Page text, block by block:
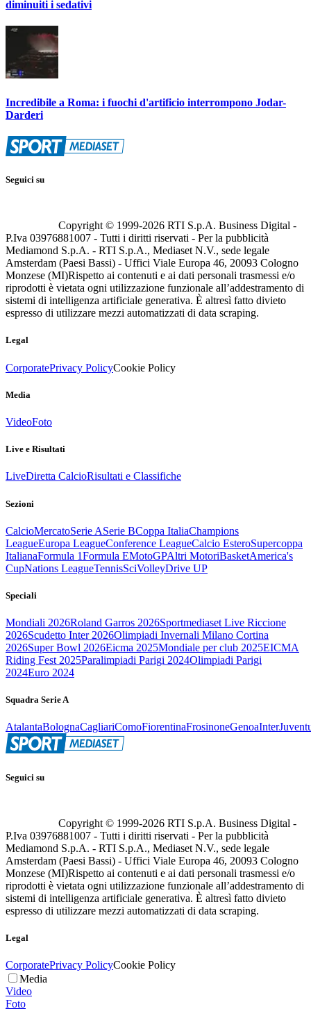
diminuiti i sedativi
Incredibile a Roma: i fuochi d'artificio interrompono Jodar-
Darderi
Seguici su
Copyright © 1999-2026 RTI S.p.A. Business Digital -
P.Iva 03976881007 - Tutti i diritti riservati - Per la pubblicità
Mediamond S.p.A. - RTI S.p.A., Mediaset N.V., sede legale
Amsterdam (Paesi Bassi) - Uffici Viale Europa 46, 20093 Cologno
Monzese (MI)Rispetto ai contenuti e ai dati personali trasmessi e/o
riprodotti è vietata ogni utilizzazione funzionale all’addestramento di
sistemi di intelligenza artificiale generativa. È altresì fatto divieto
espresso di utilizzare mezzi automatizzati di data scraping.
Legal
CorporatePrivacy PolicyCookie Policy
Media
VideoFoto
Live e Risultati
LiveDiretta CalcioRisultati e Classifiche
Sezioni
CalcioMercatoSerie ASerie BCoppa ItaliaChampions
LeagueEuropa LeagueConference LeagueCalcio EsteroSupercoppa
ItalianaFormula 1Formula EMotoGPAltri MotoriBasketAmerica's
CupNations LeagueTennisSciVolleyDrive UP
Speciali
Mondiali 2026Roland Garros 2026Sportmediaset Live Riccione
2026Scudetto Inter 2026Olimpiadi Invernali Milano Cortina
2026Super Bowl 2026Eicma 2025Mondiale per club 2025EICMA
Riding Fest 2025Paralimpiadi Parigi 2024Olimpiadi Parigi
2024Euro 2024
Squadra Serie A
AtalantaBolognaCagliariComoFiorentinaFrosinoneGenoaInter
Seguici su
Copyright © 1999-2026 RTI S.p.A. Business Digital -
P.Iva 03976881007 - Tutti i diritti riservati - Per la pubblicità
Mediamond S.p.A. - RTI S.p.A., Mediaset N.V., sede legale
Amsterdam (Paesi Bassi) - Uffici Viale Europa 46, 20093 Cologno
Monzese (MI)Rispetto ai contenuti e ai dati personali trasmessi e/o
riprodotti è vietata ogni utilizzazione funzionale all’addestramento di
sistemi di intelligenza artificiale generativa. È altresì fatto divieto
espresso di utilizzare mezzi automatizzati di data scraping.
Legal
CorporatePrivacy PolicyCookie Policy
Media
Video
Foto